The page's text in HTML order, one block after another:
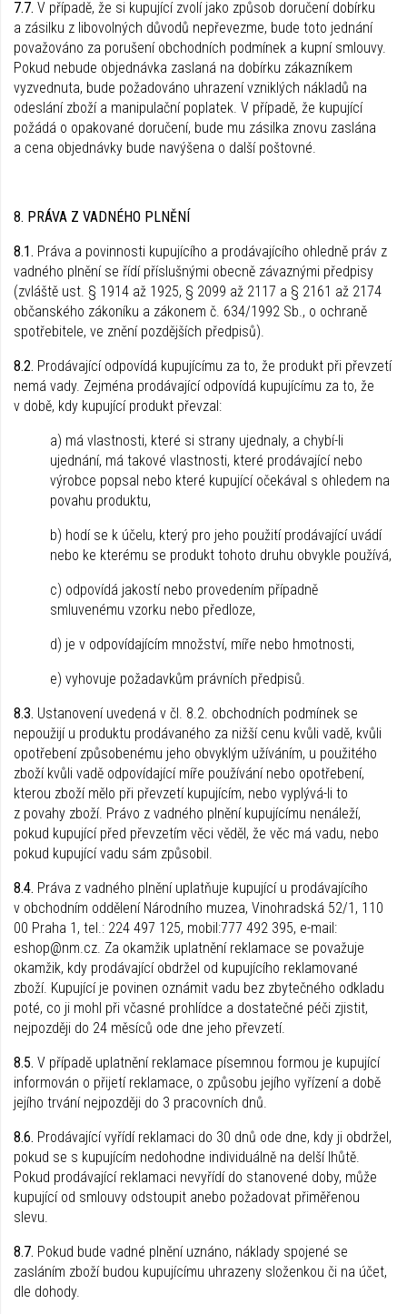
7.7. V případě, že si kupující zvolí jako způsob doručení dobírku
a zásilku z libovolných důvodů nepřevezme, bude toto jednání
považováno za porušení obchodních podmínek a kupní smlouvy.
Pokud nebude objednávka zaslaná na dobírku zákazníkem
vyzvednuta, bude požadováno uhrazení vzniklých nákladů na
odeslání zboží a manipulační poplatek. V případě, že kupující
požádá o opakované doručení, bude mu zásilka znovu zaslána
a cena objednávky bude navýšena o další poštovné.
8. PRÁVA Z VADNÉHO PLNĚNÍ
8.1. Práva a povinnosti kupujícího a prodávajícího ohledně práv z
vadného plnění se řídí příslušnými obecně závaznými předpisy
(zvláště ust. § 1914 až 1925, § 2099 až 2117 a § 2161 až 2174
občanského zákoníku a zákonem č. 634/1992 Sb., o ochraně
spotřebitele, ve znění pozdějších předpisů).
8.2. Prodávající odpovídá kupujícímu za to, že produkt při převzetí
nemá vady. Zejména prodávající odpovídá kupujícímu za to, že
v době, kdy kupující produkt převzal:
a) má vlastnosti, které si strany ujednaly, a chybí-li
ujednání, má takové vlastnosti, které prodávající nebo
výrobce popsal nebo které kupující očekával s ohledem na
povahu produktu,
b) hodí se k účelu, který pro jeho použití prodávající uvádí
nebo ke kterému se produkt tohoto druhu obvykle používá,
c) odpovídá jakostí nebo provedením případně
smluvenému vzorku nebo předloze,
d) je v odpovídajícím množství, míře nebo hmotnosti,
e) vyhovuje požadavkům právních předpisů.
8.3. Ustanovení uvedená v čl. 8.2. obchodních podmínek se
nepoužijí u produktu prodávaného za nižší cenu kvůli vadě, kvůli
opotřebení způsobenému jeho obvyklým užíváním, u použitého
zboží kvůli vadě odpovídající míře používání nebo opotřebení,
kterou zboží mělo při převzetí kupujícím, nebo vyplývá-li to
z povahy zboží. Právo z vadného plnění kupujícímu nenáleží,
pokud kupující před převzetím věci věděl, že věc má vadu, nebo
pokud kupující vadu sám způsobil.
8.4. Práva z vadného plnění uplatňuje kupující u prodávajícího
v obchodním oddělení Národního muzea, Vinohradská 52/1, 110
00 Praha 1, tel.: 224 497 125, mobil:777 492 395, e-mail:
eshop@nm.cz. Za okamžik uplatnění reklamace se považuje
okamžik, kdy prodávající obdržel od kupujícího reklamované
zboží. Kupující je povinen oznámit vadu bez zbytečného odkladu
poté, co ji mohl při včasné prohlídce a dostatečné péči zjistit,
nejpozději do 24 měsíců ode dne jeho převzetí.
8.5. V případě uplatnění reklamace písemnou formou je kupující
informován o přijetí reklamace, o způsobu jejího vyřízení a době
jejího trvání nejpozději do 3 pracovních dnů.
8.6. Prodávající vyřídí reklamaci do 30 dnů ode dne, kdy ji obdržel,
pokud se s kupujícím nedohodne individuálně na delší lhůtě.
Pokud prodávající reklamaci nevyřídí do stanovené doby, může
kupující od smlouvy odstoupit anebo požadovat přiměřenou
slevu.
8.7. Pokud bude vadné plnění uznáno, náklady spojené se
zasláním zboží budou kupujícímu uhrazeny složenkou či na účet,
dle dohody.